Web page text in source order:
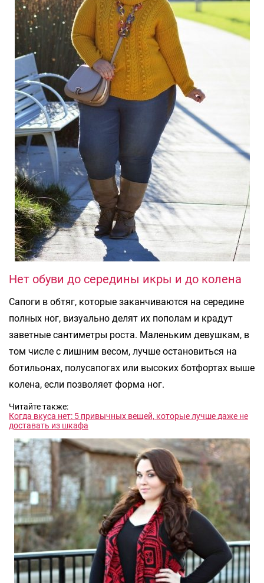
Нет обуви до середины икры и до колена
Сапоги в обтяг, которые заканчиваются на середине
полных ног, визуально делят их пополам и крадут
заветные сантиметры роста. Маленьким девушкам, в
том числе с лишним весом, лучше остановиться на
ботильонах, полусапогах или высоких ботфортах выше
колена, если позволяет форма ног.
Читайте также:
Когда вкуса нет: 5 привычных вещей, которые лучше даже не
доставать из шкафа